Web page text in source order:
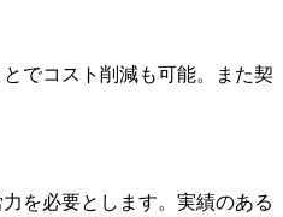
でコスト削減も可能。また契
を必要とします。実績のある